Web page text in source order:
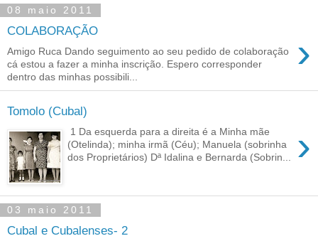
08 maio 2011
COLABORAÇÃO ›
Amigo Ruca Dando seguimento ao seu pedido de colaboração
cá estou a fazer a minha inscrição. Espero corresponder
dentro das minhas possibili...
Tomolo (Cubal)
›
1 Da esquerda para a direita é a Minha mãe
(Otelinda); minha irmã (Céu); Manuela (sobrinha
dos Proprietários) Dª Idalina e Bernarda (Sobrin...
03 maio 2011
Cubal e Cubalenses- 2